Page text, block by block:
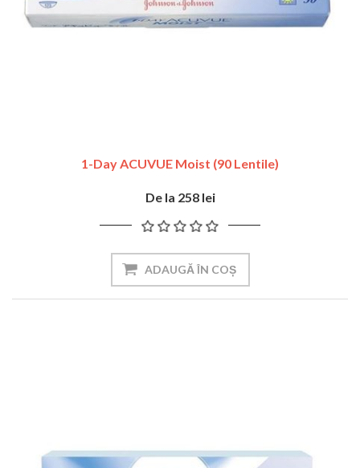
1-Day ACUVUE Moist (90 Lentile)
De la 258 lei
ADAUGĂ ÎN COȘ